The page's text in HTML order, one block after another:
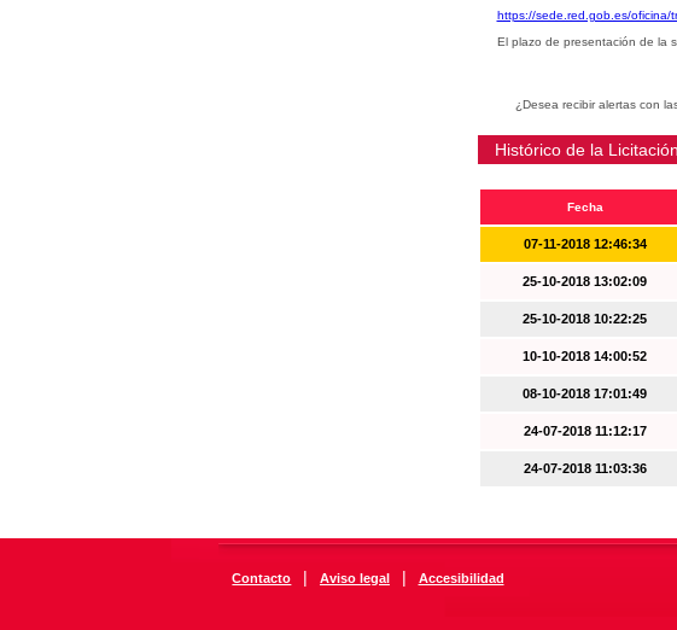
https://sede.red.gob.es/oficina/
El plazo de presentación de la
¿Desea recibir alertas con
Histórico de la Licitación
Fecha
07-11-2018 12:46:34
25-10-2018 13:02:09
25-10-2018 10:22:25
10-10-2018 14:00:52
08-10-2018 17:01:49
24-07-2018 11:12:17
24-07-2018 11:03:36
Contacto | Aviso legal | Accesibilidad